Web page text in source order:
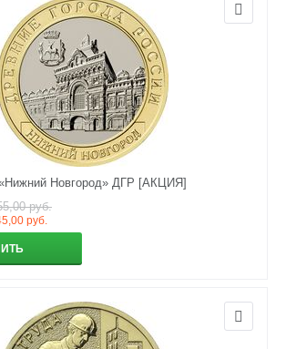
Новгород» ДГР [АКЦИЯ]
руб.
руб.